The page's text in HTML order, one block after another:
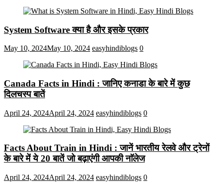
System Software क्या है और इसके प्रकार
May 10, 2024May 10, 2024 easyhindiblogs 0
Canada Facts in Hindi : जानिए कनाडा के बारे में कुछ
दिलचस्प बातें
April 24, 2024April 24, 2024 easyhindiblogs 0
Facts About Train in Hindi : जानें भारतीय रेलवे और ट्रेनों
के बारे में ये 20 बातें जो बढ़ाएंगी आपकी नाॅलेज
April 24, 2024April 24, 2024 easyhindiblogs 0